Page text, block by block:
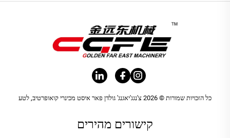
כל הזכויות שמורות © 2026 צ'נגג'יאגנג' גולדן פאר איסט מכינרי קואופרטיב, לטע
קישורים מהירים